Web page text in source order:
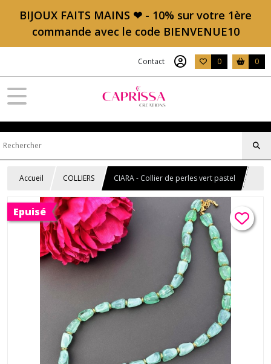
BIJOUX FAITS MAINS ❤ - 10% sur votre 1ère
commande avec le code BIENVENUE10
Contact 0 0
Accueil COLLIERS CIARA - Collier de perles vert pastel
Epuisé